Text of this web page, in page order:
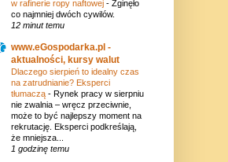
w rafinerie ropy naftowej - Zginęło
co najmniej dwóch cywilów.
12 minut temu
www.eGospodarka.pl -
aktualności, kursy walut
Dlaczego sierpień to idealny czas
na zatrudnianie? Eksperci
tłumaczą - Rynek pracy w sierpniu
nie zwalnia – wręcz przeciwnie,
może to być najlepszy moment na
rekrutację. Eksperci podkreślają,
że mniejsza...
1 godzinę temu